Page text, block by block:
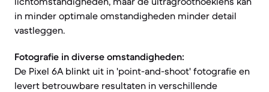
in minder optimale omstandigheden minder detail
vastleggen.
Fotografie in diverse omstandigheden:
De Pixel 6A blinkt uit in 'point-and-shoot' fotografie en
levert betrouwbare resultaten in verschillende